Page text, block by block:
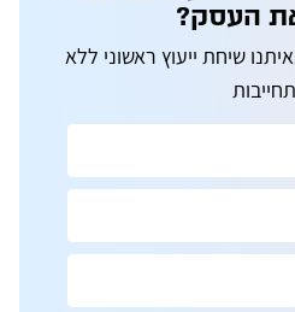
העסק?
שיחת ייעוץ ראשוני ללא